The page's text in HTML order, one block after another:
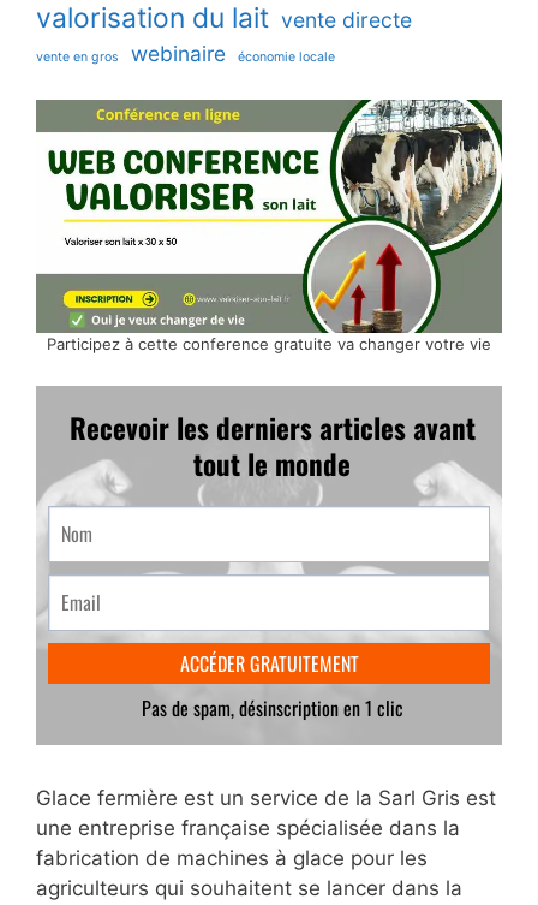
valorisation du lait vente directe
vente en gros webinaire économie locale
Participez à cette conference gratuite va changer votre vie
Glace fermière est un service de la Sarl Gris est
une entreprise française spécialisée dans la
fabrication de machines à glace pour les
agriculteurs qui souhaitent se lancer dans la